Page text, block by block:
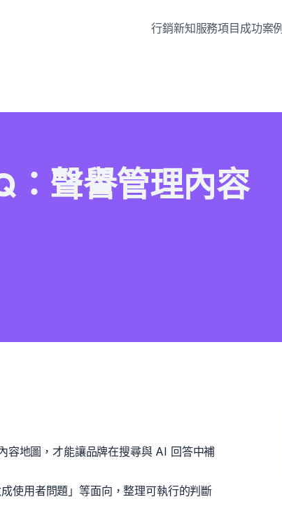
行銷新知服務項目 成功案例
：聲譽管理內容
容地圖，才能讓品牌在搜尋與 AI 回答中補
使用者問題」等面向，整理可執行的判斷